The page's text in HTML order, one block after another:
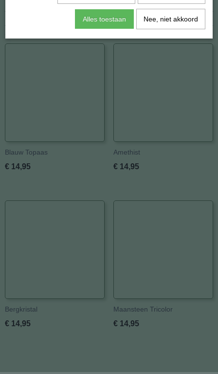
11,00 g
450 x 4,50 x 0 mm
Blauw Topaas
€ 14,95
Amethist
€ 14,95
Bergkristal
€ 14,95
Maansteen Tricolor
€ 14,95
Alles toestaan Nee, niet akkoord